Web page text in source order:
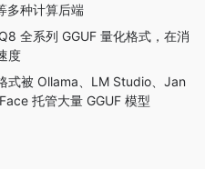
多种计算后端
全系列 GGUF 量化格式，在消
度
式被 Ollama、LM Studio、Jan
托管大量 GGUF 模型